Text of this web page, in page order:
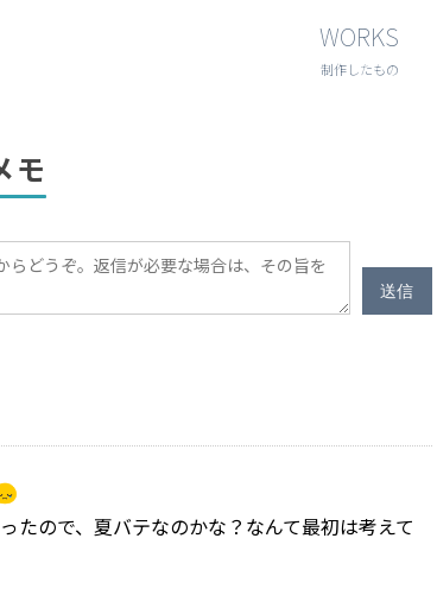
WORKS
制作したもの
モ
送信
たので、夏バテなのかな？なんて最初は考えて